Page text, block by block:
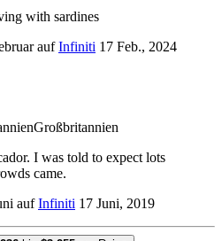
with sardines
aufInfiniti 17 Feb., 2024
Großbritannien
I was told to expect lots
came.
aufInfiniti 17 Juni, 2019